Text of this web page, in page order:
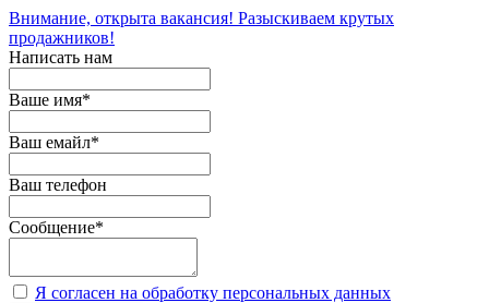
Внимание, открыта вакансия! Разыскиваем крутых
продажников!
Написать нам
Ваше имя*
Ваш емайл*
Ваш телефон
Сообщение*
Я согласен на обработку персональных данных